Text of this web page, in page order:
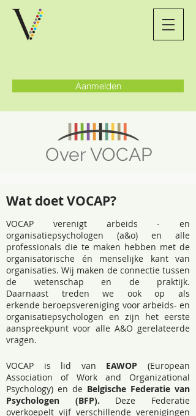
Aanmelden
Over VOCAP
Wat doet VOCAP?
VOCAP verenigt arbeids - en
organisatiepsychologen (a&o) en alle
professionals die te maken hebben met de
organisatorische én menselijke kant van
organisaties.Wij maken de connectie tussen
de wetenschap en de praktijk.
Daarnaast treden we ook op als
erkende beroepsvereniging voor arbeids- en
organisatiepsychologen en zijn het eerste
aanspreekpunt voor alle A&O gerelateerde
vragen.
VOCAP is lid van EAWOP (European
Association of Work and Organizational
Psychology) en de Belgische Federatie van
Psychologen (BFP). Deze Federatie
overkoepelt vijf verschillende verenigingen